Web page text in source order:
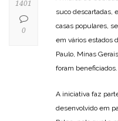
suco descartadas,
casas populares,
em vários estados
Paulo, Minas
foram beneficiados.
A iniciativa faz
desenvolvido em
1401
0